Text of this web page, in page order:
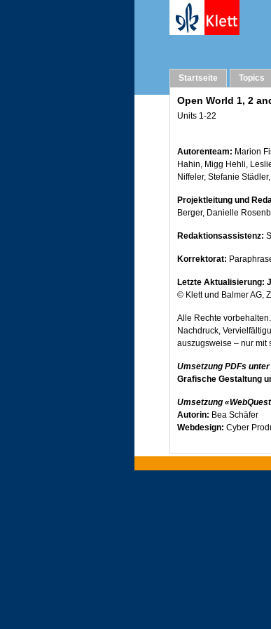
Startseite Topics
Open World 1, 2
Units 1-22
Autorenteam: Marion
Hahin, Migg Hehli,
Niffeler, Stefanie
Projektleitung und
Berger, Danielle
Redaktionsassistenz:
Korrektorat:
Letzte Aktualisierung:
© Klett und Balmer AG,
Alle Rechte vorbehalten.
Nachdruck,
auszugsweise – nur mit
Umsetzung PDFs
Grafische Gestaltung
Umsetzung
Autorin: Bea Schäfer
Webdesign: Cyber
Umsetzung